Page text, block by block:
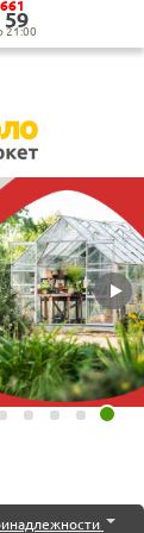
5‍9‍
21:00